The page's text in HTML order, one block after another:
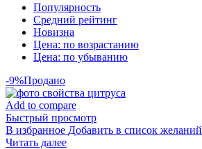
Популярность
Средний рейтинг
Новизна
Цена: по возрастанию
Цена: по убыванию
-9%Продано
Add to compare
Быстрый просмотр
В избранное Добавить в список желаний
Читать далее